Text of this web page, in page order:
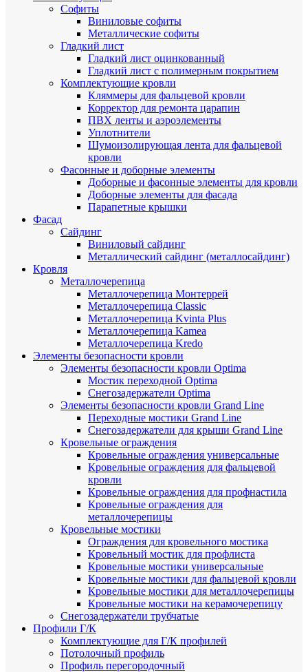
Cофиты
Виниловые софиты
Металлические софиты
Гладкий лист
Гладкий лист оцинкованный
Гладкий лист с полимерным покрытием
Комплектующие кровли
Кляммеры для фальцевой кровли
Корректор для ремонта царапин
ПВХ ленты и аэроэлементы
Уплотнители
Шумоизолирующая лента для фальцевой
кровли
Фасонные и доборные элементы
Доборные и фасонные элементы для кровли
Доборные элементы для фасада
Парапетные крышки
Фасад
Сайдинг
Виниловый сайдинг
Металлический сайдинг (металлосайдинг)
Кровля
Металлочерепица
Металлочерепица Монтеррей
Металлочерепица Classic
Металлочерепица Kvinta Plus
Металлочерепица Kamea
Металлочерепица Kredo
Элементы безопасности кровли
Элементы безопасности кровли Optima
Мостик переходной Optima
Снегозадержатели Optima
Элементы безопасности кровли Grand Line
Переходные мостики Grand Line
Снегозадержатели для крыши Grand Line
Кровельные ограждения
Кровельные ограждения универсальные
Кровельные ограждения для фальцевой
кровли
Кровельные ограждения для профнастила
Кровельные ограждения для
металлочерепицы
Кровельные мостики
Ограждения для кровельного мостика
Кровельный мостик для профлиста
Кровельные мостики универсальные
Кровельные мостики для фальцевой кровли
Кровельные мостики для металлочерепицы
Кровельные мостики на керамочерепицу
Снегозадержатели трубчатые
Профили Г/К
Комплектующие для Г/К профилей
Потолочный профиль
Профиль перегородочный